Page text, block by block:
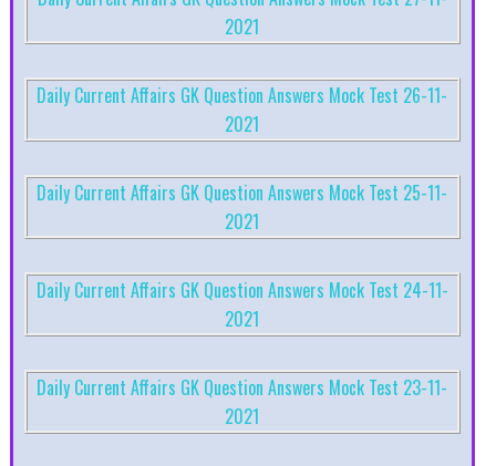
2021
Daily Current Affairs GK Question Answers Mock Test 26-11-
2021
Daily Current Affairs GK Question Answers Mock Test 25-11-
2021
Daily Current Affairs GK Question Answers Mock Test 24-11-
2021
Daily Current Affairs GK Question Answers Mock Test 23-11-
2021